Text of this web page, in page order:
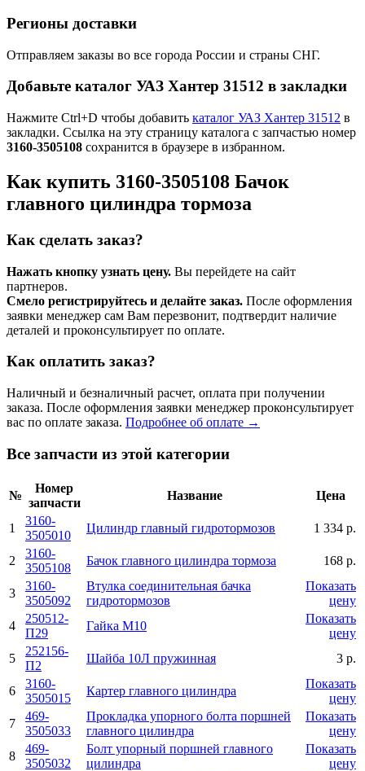
Регионы доставки
Отправляем заказы во все города России и страны СНГ.
Добавьте каталог УАЗ Хантер 31512 в закладки
Нажмите Ctrl+D чтобы добавить каталог УАЗ Хантер 31512 в
закладки. Ссылка на эту страницу каталога с запчастью номер
3160-3505108 сохранится в браузере в избранном.
Как купить 3160-3505108 Бачок
главного цилиндра тормоза
Как сделать заказ?
Нажать кнопку узнать цену. Вы перейдете на сайт
партнеров.
Смело регистрируйтесь и делайте заказ. После оформления
заявки менеджер сам Вам перезвонит, подтвердит наличие
деталей и проконсультирует по оплате.
Как оплатить заказ?
Наличный и безналичный расчет, оплата при получении
заказа. После оформления заявки менеджер проконсультирует
вас по оплате заказа. Подробнее об оплате →
Все запчасти из этой категории
№
Номер
запчасти
Название Цена
1
3160-
3505010
Цилиндр главный гидротормозов 1 334 р.
2
3160-
3505108
Бачок главного цилиндра тормоза 168 р.
3
3160-
3505092
Втулка соединительная бачка
гидротормозов
Показать
цену
4
250512-
П29
Гайка М10
Показать
цену
5
252156-
П2
Шайба 10Л пружинная 3 р.
6
3160-
3505015
Картер главного цилиндра
Показать
цену
7
469-
3505033
Прокладка упорного болта поршней
главного цилиндра
Показать
цену
8
469-
3505032
Болт упорный поршней главного
цилиндра
Показать
цену